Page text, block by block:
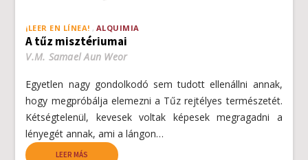
¡LEER EN LÍNEA! ALQUIMIA
A tűz misztériumai
V.M. Samael Aun Weor
Egyetlen nagy gondolkodó sem tudott ellenállni annak,
hogy megpróbálja elemezni a Tűz rejtélyes természetét.
Kétségtelenül, kevesek voltak képesek megragadni a
lényegét annak, ami a lángon…
LEER MÁS